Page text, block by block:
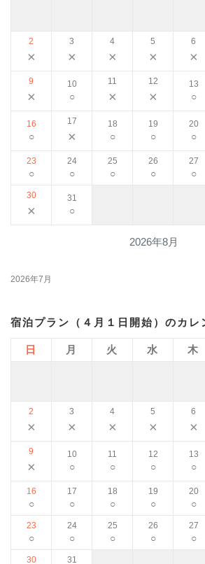
2026年8月
2
×
3
×
4
×
5
×
6
×
9
×
10
○
11
×
12
×
13
○
16
○
17
×
18
○
19
○
20
○
23
○
24
○
25
○
26
○
27
○
30
×
31
○
2026年7月
宿泊プラン（４月１日開始）のカレ
日 月 火 水 木
2
×
3
×
4
×
5
×
6
×
9
×
10
○
11
○
12
○
13
○
16
○
17
○
18
○
19
○
20
○
23
○
24
○
25
○
26
○
27
○
30 31